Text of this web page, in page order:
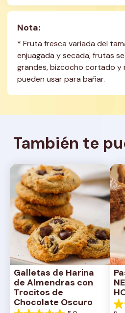
Nota:
* Fruta fresca variada del
enjuagada y secada, frutas
grandes, bizcocho cortado y
pueden usar para bañar.
También te
Galletas de Harina
de Almendras con
Trocitos de
Chocolate Oscuro
1.5